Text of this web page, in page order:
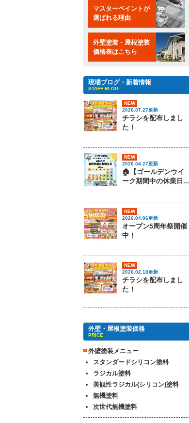
マスターペイントが
選ばれる理由
外壁塗装・屋根塗装
価格表はこちら
現場ブログ・新着情報
STAFF BLOG
NEW
2026.07.27更新
チラシを配布しまし
た！
NEW
2026.04.27更新
🏠【ゴールデンウイ
ーク期間中の休業日...
NEW
2026.04.06更新
オープン5周年祭開催
中！
NEW
2026.02.18更新
チラシを配布しまし
た！
外壁・屋根塗装価格
PRICE
外壁塗装メニュー
スタンダードシリコン塗料
ラジカル塗料
美観性ラジカル(シリコン)塗料
無機塗料
次世代無機塗料